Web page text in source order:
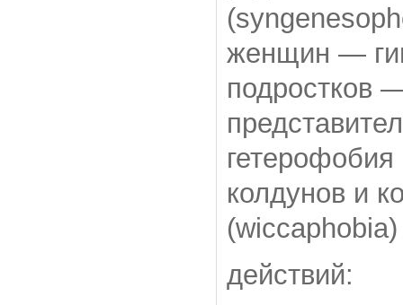
женщин —
подростков
колдунов и
(wiccaphobia)
действий: